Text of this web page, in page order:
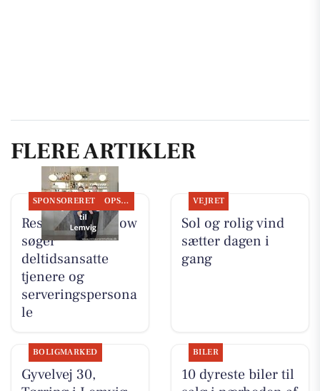
FLERE ARTIKLER
SPONSORERET OPSLAGSTAVLEN
Restaurant Mellow
søger
deltidsansatte
tjenere og
serveringspersona
le
VEJRET
Sol og rolig vind
sætter dagen i
gang
BOLIGMARKED
Gyvelvej 30,
BILER
10 dyreste biler til